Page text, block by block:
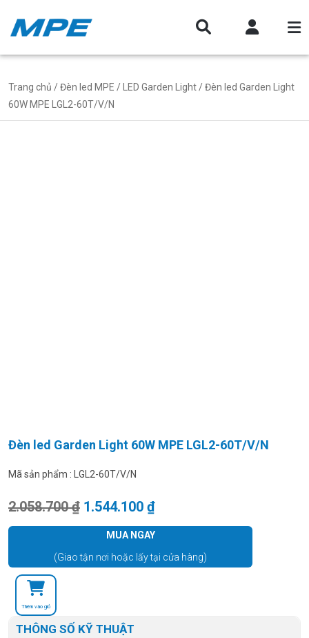
Trang chủ /Đèn led MPE / LED Garden Light / Đèn led Garden Light
60W MPE LGL2-60T/V/N
Đèn led Garden Light 60W MPE LGL2-60T/V/N
Mã sản phẩm : LGL2-60T/V/N
2.058.700₫ Giá gốc là: 2.058.700 ₫.
1.544.100 ₫Giá hiện tại là: 1.544.100
MUA NGAY
(Giao tận nơi hoặc lấy tại cửa hàng)
Thêm vào giỏ
THÔNG SỐ KỸ THUẬT